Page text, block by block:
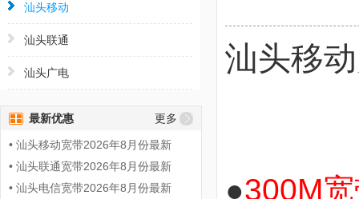
汕头移动
汕头联通
汕头广电
最新优惠 更多
• 汕头移动宽带2026年8月份最新
• 汕头联通宽带2026年8月份最新
• 汕头电信宽带2026年8月份最新
汕头移动
●300M